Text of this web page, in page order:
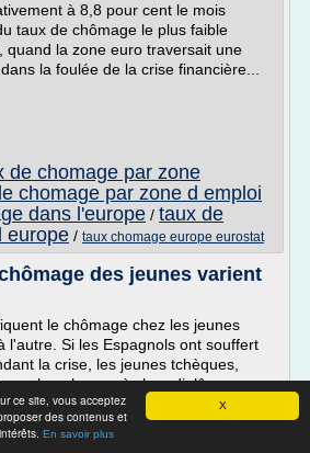
X
ce site, vous acceptez
des contenus et
En savoir plus
à 8,8 pour cent le mois
taux de chômage le plus faible
quand la zone euro traversait une
la foulée de la crise financière...
de chomage par zone
chomage par zone d emploi
dans l'europe / taux de
europe / taux chomage europe eurostat
des jeunes varient
le chômage chez les jeunes
l'autre. Si les Espagnols ont souffert
la crise, les jeunes tchèques,
embaucher après leur diplôme.
en Espagne ou en République
aux mêmes barrières à l'entrée